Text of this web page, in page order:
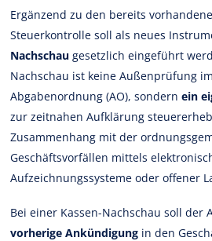
Ergänzend zu den bereits
Steuerkontrolle soll als neues
Nachschaugesetzlich eingeführt
Nachschau ist keine Außenprüfung
Abgabenordnung (AO), sondernein
zur zeitnahen Aufklärung
Zusammenhang mit der
Geschäftsvorfällen mittels
Aufzeichnungssysteme oder offener
Bei einer Kassen-Nachschau soll der
vorherige Ankündigung in den